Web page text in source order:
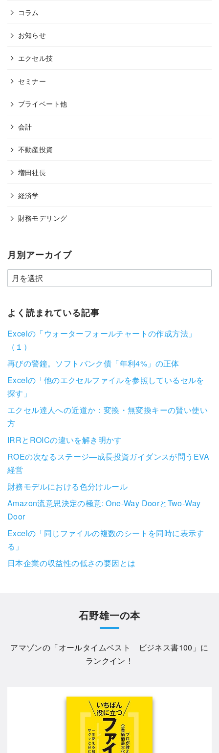
コラム
お知らせ
エクセル技
セミナー
プライベート他
会計
不動産投資
増田社長
経済学
財務モデリング
月別アーカイブ
よく読まれている記事
Excelの「ウォーターフォールチャートの作成方法」
（１）
再びの警鐘。ソフトバンク債「年利4%」の正体
Excelの「他のエクセルファイルを参照しているセルを
探す」
エクセル達人への近道か：変換・無変換キーの賢い使い
方
IRRとROICの違いを解き明かす
ROEの次なるステージ―成長投資ガイダンスが問うEVA
経営
財務モデルにおける色分けルール
Amazon流意思決定の極意: One-Way DoorとTwo-Way
Door
Excelの「同じファイルの複数のシートを同時に表示す
る」
日本企業の収益性の低さの要因とは
石野雄一の本
アマゾンの「オールタイムベスト ビジネス書100 」に
ランクイン！